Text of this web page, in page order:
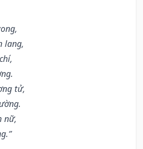
lang,
tử,
nữ,